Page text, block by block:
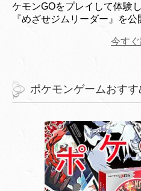
ケモンGOをプレイして体験
『めざせジムリーダー』を公
今す
ポケモンゲームおすす